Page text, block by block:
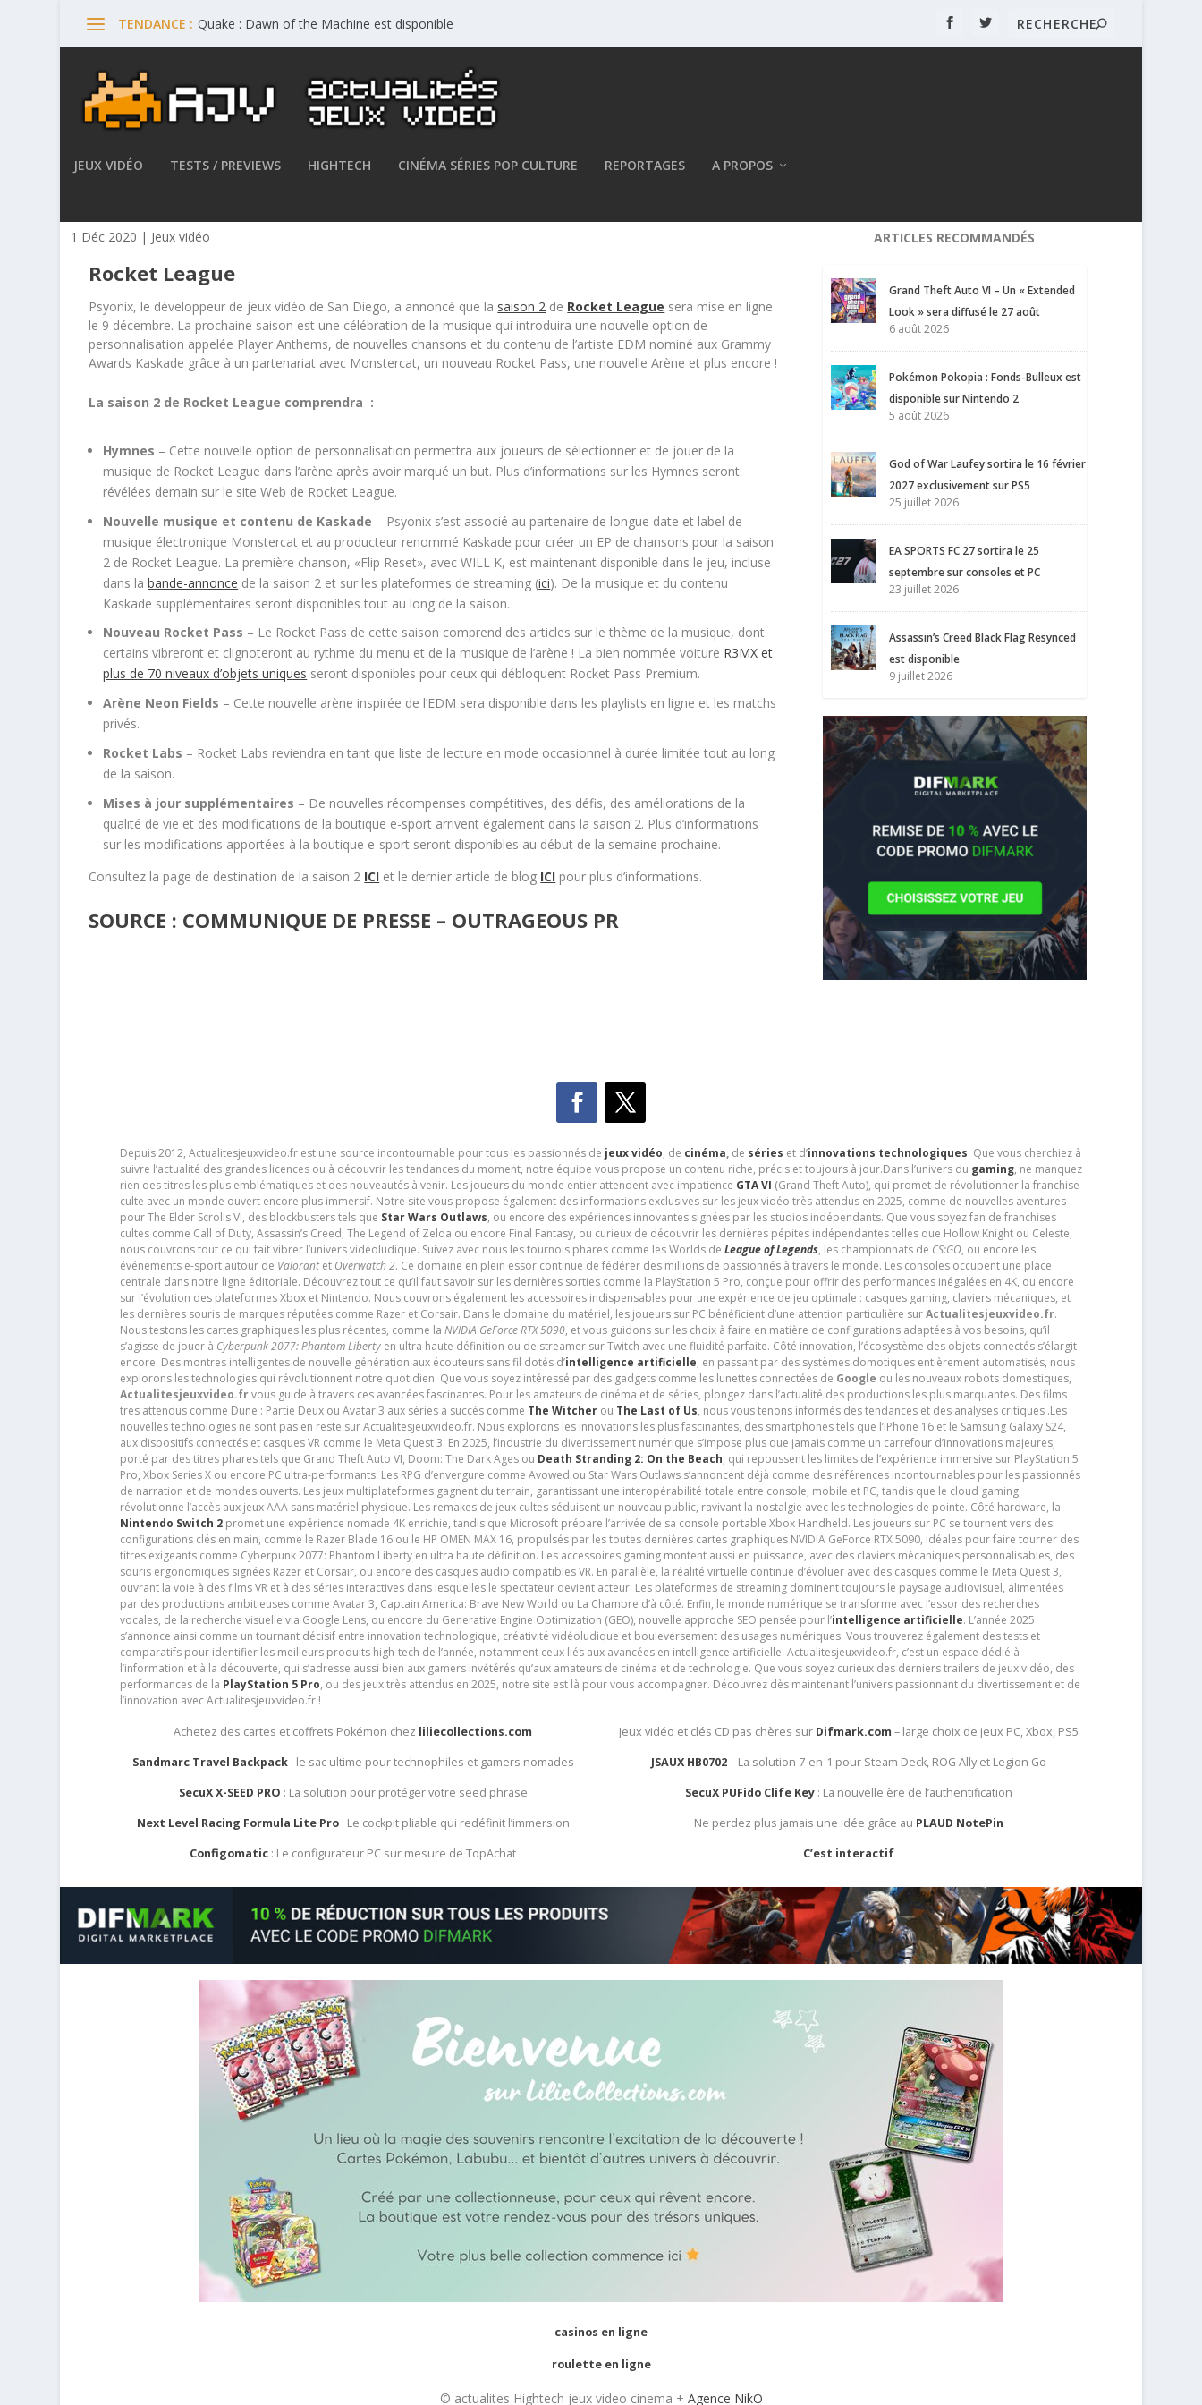
TENDANCE : Quake : Dawn of the Machine est disponible
JEUX VIDÉO TESTS / PREVIEWS HIGHTECH CINÉMA SÉRIES POP CULTURE REPORTAGES A PROPOS
1 Déc 2020 | Jeux vidéo
Rocket League
Psyonix, le développeur de jeux vidéo de San Diego, a annoncé que la saison 2 de Rocket League sera mise en ligne
le 9 décembre. La prochaine saison est une célébration de la musique qui introduira une nouvelle option de
personnalisation appelée Player Anthems, de nouvelles chansons et du contenu de l’artiste EDM nominé aux Grammy
Awards Kaskade grâce à un partenariat avec Monstercat, un nouveau Rocket Pass, une nouvelle Arène et plus encore !
La saison 2 de Rocket League comprendra :
Hymnes – Cette nouvelle option de personnalisation permettra aux joueurs de sélectionner et de jouer de la
musique de Rocket League dans l’arène après avoir marqué un but. Plus d’informations sur les Hymnes seront
révélées demain sur le site Web de Rocket League.
Nouvelle musique et contenu de Kaskade – Psyonix s’est associé au partenaire de longue date et label de
musique électronique Monstercat et au producteur renommé Kaskade pour créer un EP de chansons pour la saison
2 de Rocket League. La première chanson, «Flip Reset», avec WILL K, est maintenant disponible dans le jeu, incluse
dans labande-annonce de la saison 2 et sur les plateformes de streaming (ici). De la musique et du contenu
Kaskade supplémentaires seront disponibles tout au long de la saison.
Nouveau Rocket Pass – Le Rocket Pass de cette saison comprend des articles sur le thème de la musique, dont
certains vibreront et clignoteront au rythme du menu et de la musique de l’arène ! La bien nommée voiture R3MX et
plus de 70 niveaux d’objets uniques seront disponibles pour ceux qui débloquent Rocket Pass Premium.
Arène Neon Fields – Cette nouvelle arène inspirée de l’EDM sera disponible dans les playlists en ligne et les matchs
privés.
Rocket Labs – Rocket Labs reviendra en tant que liste de lecture en mode occasionnel à durée limitée tout au long
de la saison.
Mises à jour supplémentaires – De nouvelles récompenses compétitives, des défis, des améliorations de la
qualité de vie et des modifications de la boutique e-sport arrivent également dans la saison 2. Plus d’informations
sur les modifications apportées à la boutique e-sport seront disponibles au début de la semaine prochaine.
Consultez la page de destination de la saison 2 ICI et le dernier article de blog ICI pour plus d’informations.
SOURCE : COMMUNIQUE DE PRESSE – OUTRAGEOUS PR
ARTICLES RECOMMANDÉS
Grand Theft Auto VI – Un « Extended
Look » sera diffusé le 27 août
6 août 2026
Pokémon Pokopia : Fonds-Bulleux est
disponible sur Nintendo 2
5 août 2026
God of War Laufey sortira le 16 février
2027 exclusivement sur PS5
25 juillet 2026
EA SPORTS FC 27 sortira le 25
septembre sur consoles et PC
23 juillet 2026
Assassin’s Creed Black Flag Resynced
est disponible
9 juillet 2026
Depuis 2012, Actualitesjeuxvideo.fr est une source incontournable pour tous les passionnés de jeux vidéo, de cinéma,de séries et d’innovations technologiques. Que vous cherchiez à
suivre l’actualité des grandes licences ou à découvrir les tendances du moment, notre équipe vous propose un contenu riche, précis et toujours à jour.Dans l’univers du gaming, ne manquez
rien des titres les plus emblématiques et des nouveautés à venir. Les joueurs du monde entier attendent avec impatience GTA VI (Grand Theft Auto), qui promet de révolutionner la franchise
culte avec un monde ouvert encore plus immersif. Notre site vous propose également des informations exclusives sur les jeux vidéo très attendus en 2025, comme de nouvelles aventures
pour The Elder Scrolls VI, des blockbusters tels que Star Wars Outlaws, ou encore des expériences innovantes signées par les studios indépendants. Que vous soyez fan de franchises
cultes comme Call of Duty, Assassin’s Creed, The Legend of Zelda ou encore Final Fantasy, ou curieux de découvrir les dernières pépites indépendantes telles que Hollow Knight ou Celeste,
nous couvrons tout ce qui fait vibrer l’univers vidéoludique. Suivez avec nous les tournois phares comme les Worlds de League of Legends, les championnats de CS:GO, ou encore les
événements e-sport autour de Valorantet Overwatch 2. Ce domaine en plein essor continue de fédérer des millions de passionnés à travers le monde. Les consoles occupent une place
centrale dans notre ligne éditoriale. Découvrez tout ce qu’il faut savoir sur les dernières sorties comme la PlayStation 5 Pro, conçue pour offrir des performances inégalées en 4K, ou encore
sur l’évolution des plateformes Xbox et Nintendo. Nous couvrons également les accessoires indispensables pour une expérience de jeu optimale : casques gaming, claviers mécaniques, et
les dernières souris de marques réputées comme Razer et Corsair. Dans le domaine du matériel, les joueurs sur PC bénéficient d’une attention particulière surActualitesjeuxvideo.fr.
Nous testons les cartes graphiques les plus récentes, comme la NVIDIA GeForce RTX 5090, et vous guidons sur les choix à faire en matière de configurations adaptées à vos besoins, qu’il
s’agisse de jouer à Cyberpunk 2077: Phantom Libertyen ultra haute définition ou de streamer sur Twitch avec une fluidité parfaite. Côté innovation, l’écosystème des objets connectés s’élargit
encore. Des montres intelligentes de nouvelle génération aux écouteurs sans fil dotés d’intelligence artificielle, en passant par des systèmes domotiques entièrement automatisés, nous
explorons les technologies qui révolutionnent notre quotidien. Que vous soyez intéressé par des gadgets comme les lunettes connectées de Google ou les nouveaux robots domestiques,
Actualitesjeuxvideo.frvous guide à travers ces avancées fascinantes. Pour les amateurs de cinéma et de séries, plongez dans l’actualité des productions les plus marquantes. Des films
très attendus comme Dune : Partie Deux ou Avatar 3 aux séries à succès comme The Witcherou The Last of Us, nous vous tenons informés des tendances et des analyses critiques .Les
nouvelles technologies ne sont pas en reste sur Actualitesjeuxvideo.fr. Nous explorons les innovations les plus fascinantes, des smartphones tels que l’iPhone 16 et le Samsung Galaxy S24,
aux dispositifs connectés et casques VR comme le Meta Quest 3. En 2025, l’industrie du divertissement numérique s’impose plus que jamais comme un carrefour d’innovations majeures,
porté par des titres phares tels que Grand Theft Auto VI, Doom: The Dark Ages ou Death Stranding 2: On the Beach, qui repoussent les limites de l’expérience immersive sur PlayStation 5
Pro, Xbox Series X ou encore PC ultra-performants. Les RPG d’envergure comme Avowed ou Star Wars Outlaws s’annoncent déjà comme des références incontournables pour les passionnés
de narration et de mondes ouverts. Les jeux multiplateformes gagnent du terrain, garantissant une interopérabilité totale entre console, mobile et PC, tandis que le cloud gaming
révolutionne l’accès aux jeux AAA sans matériel physique. Les remakes de jeux cultes séduisent un nouveau public, ravivant la nostalgie avec les technologies de pointe. Côté hardware, la
Nintendo Switch 2promet une expérience nomade 4K enrichie, tandis que Microsoft prépare l’arrivée de sa console portable Xbox Handheld. Les joueurs sur PC se tournent vers des
configurations clés en main, comme le Razer Blade 16 ou le HP OMEN MAX 16, propulsés par les toutes dernières cartes graphiques NVIDIA GeForce RTX 5090, idéales pour faire tourner des
titres exigeants comme Cyberpunk 2077: Phantom Liberty en ultra haute définition. Les accessoires gaming montent aussi en puissance, avec des claviers mécaniques personnalisables, des
souris ergonomiques signées Razer et Corsair, ou encore des casques audio compatibles VR. En parallèle, la réalité virtuelle continue d’évoluer avec des casques comme le Meta Quest 3,
ouvrant la voie à des films VR et à des séries interactives dans lesquelles le spectateur devient acteur. Les plateformes de streaming dominent toujours le paysage audiovisuel, alimentées
par des productions ambitieuses comme Avatar 3, Captain America: Brave New World ou La Chambre d’à côté. Enfin, le monde numérique se transforme avec l’essor des recherches
vocales, de la recherche visuelle via Google Lens, ou encore du Generative Engine Optimization (GEO), nouvelle approche SEO pensée pour l’intelligence artificielle. L’année 2025
s’annonce ainsi comme un tournant décisif entre innovation technologique, créativité vidéoludique et bouleversement des usages numériques. Vous trouverez également des tests et
comparatifs pour identifier les meilleurs produits high-tech de l’année, notamment ceux liés aux avancées en intelligence artificielle. Actualitesjeuxvideo.fr, c’est un espace dédié à
l’information et à la découverte, qui s’adresse aussi bien aux gamers invétérés qu’aux amateurs de cinéma et de technologie. Que vous soyez curieux des derniers trailers de jeux vidéo, des
performances de la PlayStation 5 Pro, ou des jeux très attendus en 2025, notre site est là pour vous accompagner. Découvrez dès maintenant l’univers passionnant du divertissement et de
l’innovation avec Actualitesjeuxvideo.fr !
Achetez des cartes et coffrets Pokémon chez liliecollections.com
Sandmarc Travel Backpack: le sac ultime pour technophiles et gamers nomades
SecuX X-SEED PRO : La solution pour protéger votre seed phrase
Next Level Racing Formula Lite Pro: Le cockpit pliable qui redéfinit l’immersion
Configomatic : Le configurateur PC sur mesure de TopAchat
Jeux vidéo et clés CD pas chères sur Difmark.com – large choix de jeux PC, Xbox, PS5
JSAUX HB0702– La solution 7-en-1 pour Steam Deck, ROG Ally et Legion Go
SecuX PUFido Clife Key : La nouvelle ère de l’authentification
Ne perdez plus jamais une idée grâce au PLAUD NotePin
C’est interactif
casinos en ligne
roulette en ligne
© actualites Hightech jeux video cinema + Agence NikO